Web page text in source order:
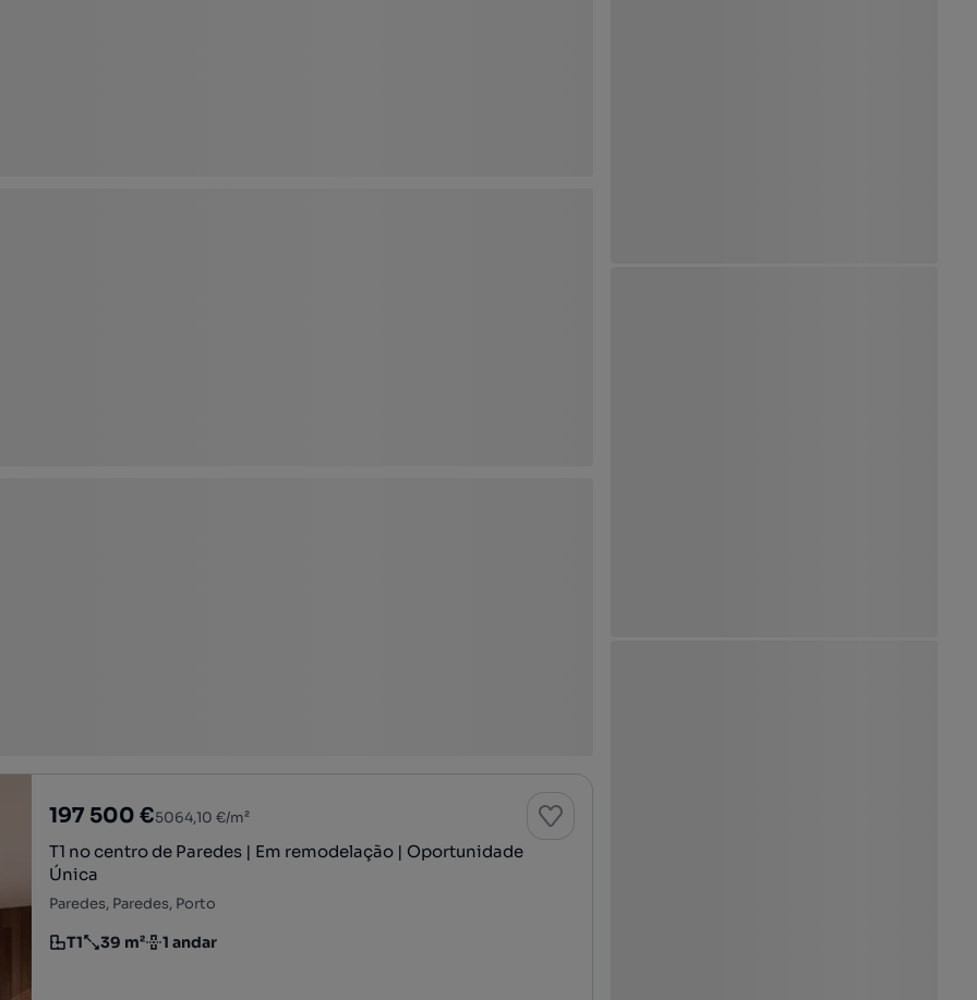
197 500 €5064,10 €/m²
T1 no centro de Paredes | Em remodelação | Oportunidade
Única
Paredes, Paredes, Porto
Tipologia
T1
Preço por metro quadrado
39 m²
Andar 1 andar